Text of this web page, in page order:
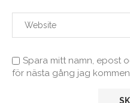
Spara mitt namn, epost
för nästa gång jag